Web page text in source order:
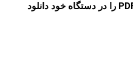
پس از تکمیل تبدیل، فایل PDF را در دستگاه خود دانلود